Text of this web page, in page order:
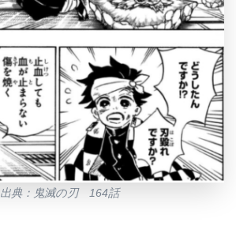
出典：鬼滅の刃 164話